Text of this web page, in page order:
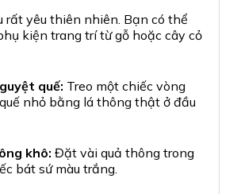
rất yêu thiên nhiên. Bạn có thể
kiện trang trí từ gỗ hoặc cây cỏ
quế: Treo một chiếc vòng
nhỏ bằng lá thông thật ở đầu
khô: Đặt vài quả thông trong
bát sứ màu trắng.